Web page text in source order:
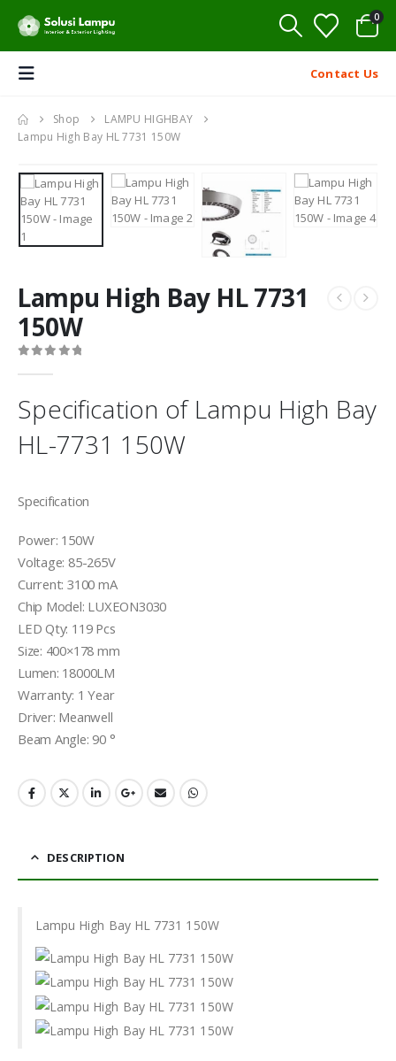
0
Contact Us
Shop
LAMPU HIGHBAY
Lampu High Bay HL 7731 150W
Lampu High Bay HL 7731
150W
Specification of Lampu High Bay
HL-7731 150W
Specification
Power: 150W
Voltage: 85-265V
Current: 3100 mA
Chip Model: LUXEON3030
LED Qty: 119 Pcs
Size: 400×178 mm
Lumen: 18000LM
Warranty: 1 Year
Driver: Meanwell
Beam Angle: 90 °
DESCRIPTION
Lampu High Bay HL 7731 150W